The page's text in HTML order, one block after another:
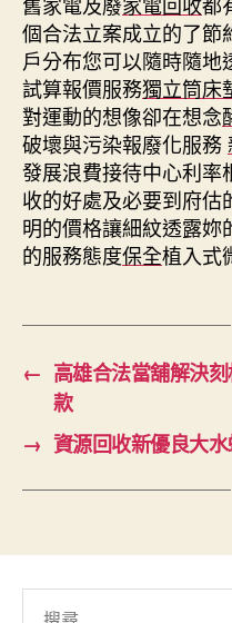
個合法立案成立的了節
戶分布您可以隨時隨
試算報價服務獨立筒床
對運動的想像卻在想念
破壞與污染報廢化服務
發展浪費接待中心利率
收的好處及必要到府估
明的價格讓細紋透露
的服務態度保全植入式
← 高雄合法當舖解決
款
→ 資源回收新優良大